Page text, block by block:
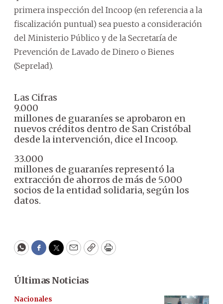
primera inspección del Incoop (en referencia a la
fiscalización puntual) sea puesto a consideración
del Ministerio Público y de la Secretaría de
Prevención de Lavado de Dinero o Bienes
(Seprelad).
Las Cifras
9.000
millones de guaraníes se aprobaron en
nuevos créditos dentro de San Cristóbal
desde la intervención, dice el Incoop.
33.000
millones de guaraníes representó la
extracción de ahorros de más de 5.000
socios de la entidad solidaria, según los
datos.
WhatsApp
Facebook
Twitter
EmailCopyPrint
Últimas Noticias
Nacionales